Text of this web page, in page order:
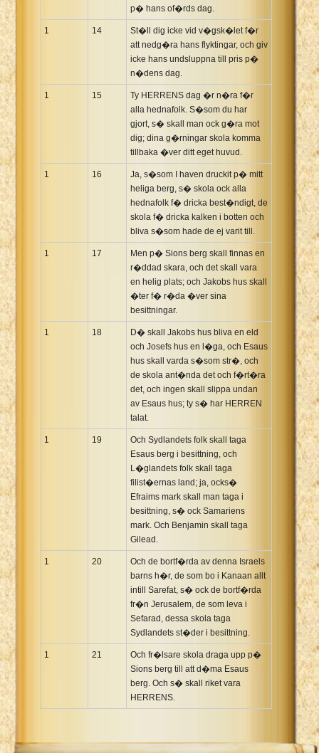
p� hans of�rds dag.
1 14
St�ll dig icke vid v�gsk�let f�r
att nedg�ra hans flyktingar, och giv
icke hans undsluppna till pris p�
n�dens dag.
1 15
Ty HERRENS dag �r n�ra f�r
alla hednafolk. S�som du har
gjort, s� skall man ock g�ra mot
dig; dina g�rningar skola komma
tillbaka �ver ditt eget huvud.
1 16
Ja, s�som I haven druckit p� mitt
heliga berg, s� skola ock alla
hednafolk f� dricka best�ndigt, de
skola f� dricka kalken i botten och
bliva s�som hade de ej varit till.
1 17
Men p� Sions berg skall finnas en
r�ddad skara, och det skall vara
en helig plats; och Jakobs hus skall
�ter f� r�da �ver sina
besittningar.
1 18
D� skall Jakobs hus bliva en eld
och Josefs hus en l�ga, och Esaus
hus skall varda s�som str�, och
de skola ant�nda det och f�rt�ra
det, och ingen skall slippa undan
av Esaus hus; ty s� har HERREN
talat.
1 19
Och Sydlandets folk skall taga
Esaus berg i besittning, och
L�glandets folk skall taga
filist�ernas land; ja, ocks�
Efraims mark skall man taga i
besittning, s� ock Samariens
mark. Och Benjamin skall taga
Gilead.
1 20
Och de bortf�rda av denna Israels
barns h�r, de som bo i Kanaan allt
intill Sarefat, s� ock de bortf�rda
fr�n Jerusalem, de som leva i
Sefarad, dessa skola taga
Sydlandets st�der i besittning.
1 21
Och fr�lsare skola draga upp p�
Sions berg till att d�ma Esaus
berg. Och s� skall riket vara
HERRENS.